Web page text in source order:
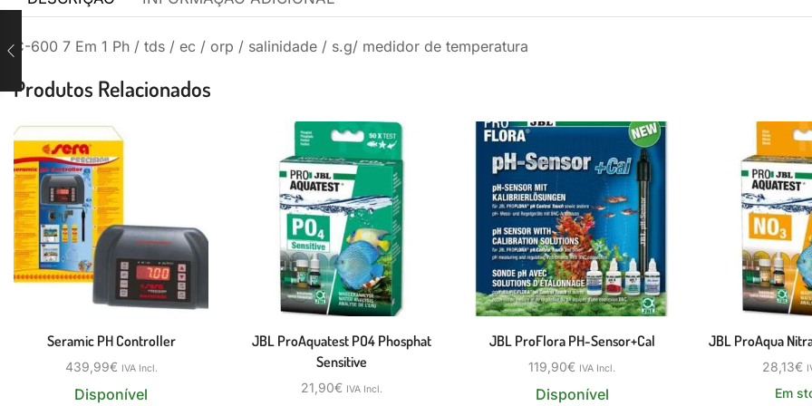
C-600 7 Em 1 Ph / tds / ec / orp / salinidade / s.g/ medidor de temperatura
Produtos Relacionados
Seramic PH Controller
439,99€ IVA Incl.
Disponível
JBL ProAquatest PO4 Phosphat
Sensitive
21,90€ IVA Incl.
JBL ProFlora PH-Sensor+Cal
119,90€ IVA Incl.
Disponível
JBL ProAqua
28,13€
Em